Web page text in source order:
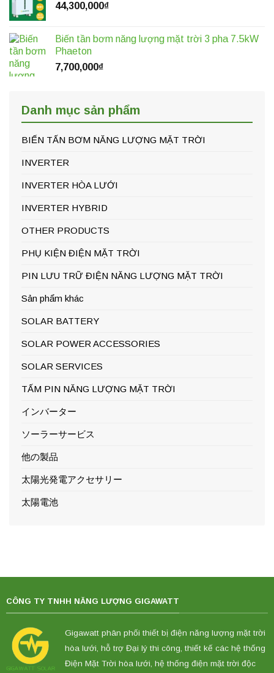
44,300,000₫
Biến tần bơm năng lượng mặt trời 3 pha 7.5kW
Phaeton
7,700,000₫
Danh mục sản phẩm
BIẾN TẤN BƠM NĂNG LƯỢNG MẶT TRỜI
INVERTER
INVERTER HÒA LƯỚI
INVERTER HYBRID
OTHER PRODUCTS
PHỤ KIỆN ĐIỆN MẶT TRỜI
PIN LƯU TRỮ ĐIỆN NĂNG LƯỢNG MẶT TRỜI
Sản phẩm khác
SOLAR BATTERY
SOLAR POWER ACCESSORIES
SOLAR SERVICES
TẤM PIN NĂNG LƯỢNG MẶT TRỜI
インバーター
ソーラーサービス
他の製品
太陽光発電アクセサリー
太陽電池
CÔNG TY TNHH NĂNG LƯỢNG GIGAWATT
Gigawatt phân phối thiết bị điện năng lượng mặt trời
hòa lưới, hỗ trợ Đại lý thi công, thiết kế các hệ thống
Điện Mặt Trời hòa lưới, hệ thống điện mặt trời độc